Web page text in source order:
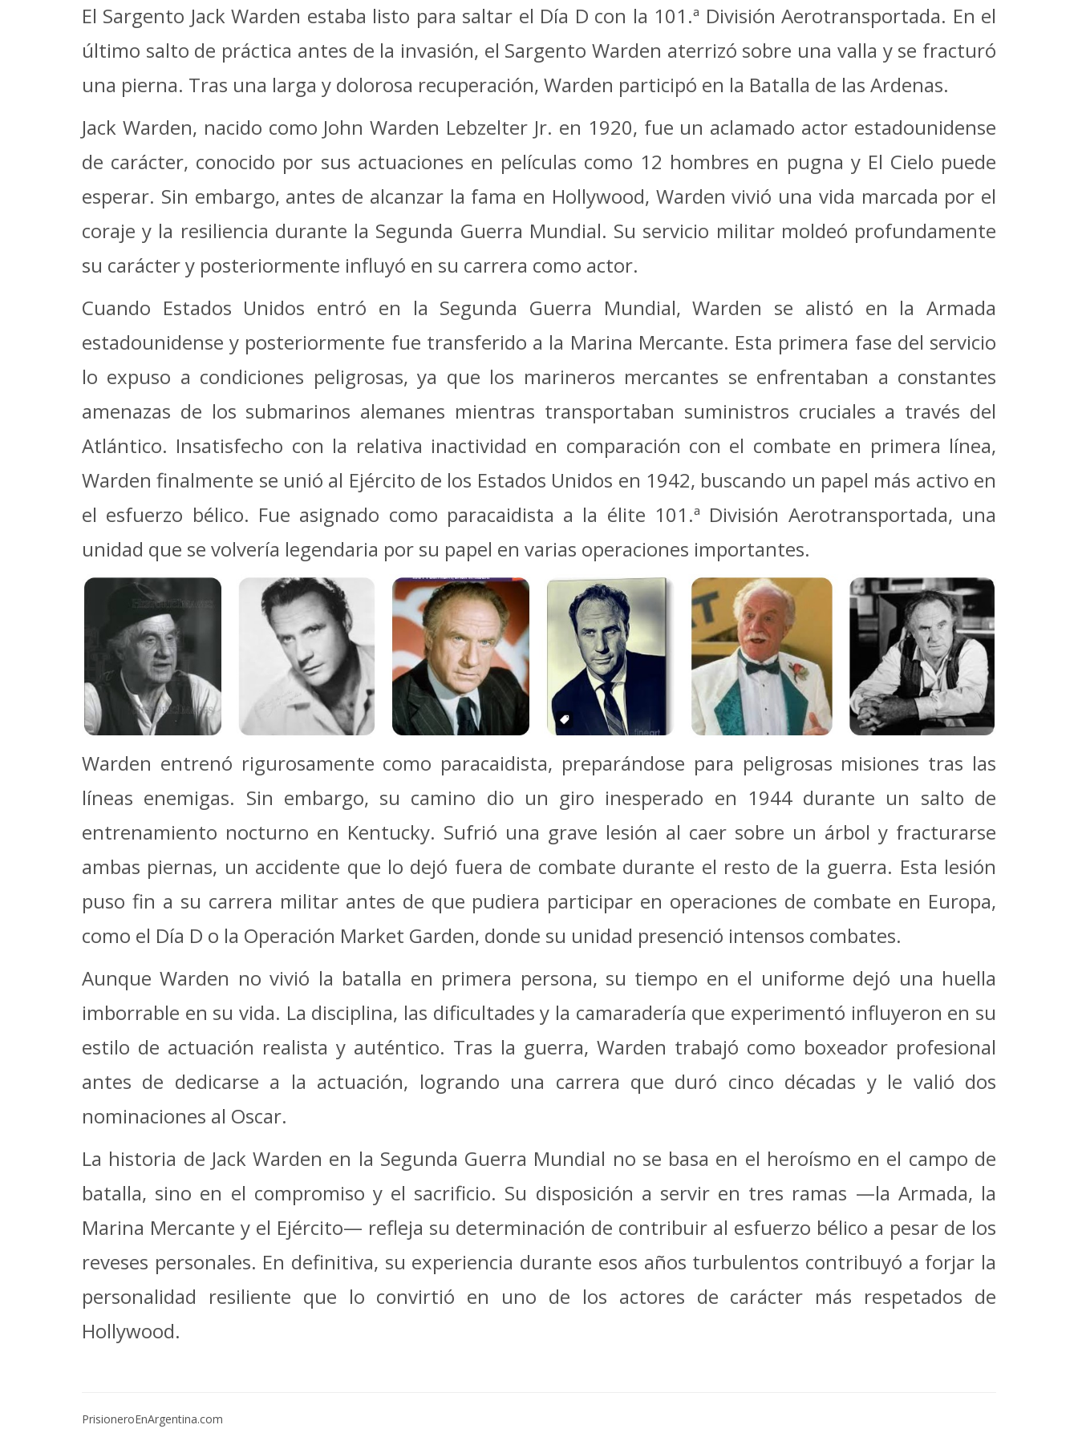
El Sargento Jack Warden estaba listo para saltar el Día D con la 101.ª División Aerotransportada. En el
último salto de práctica antes de la invasión, el Sargento Warden aterrizó sobre una valla y se fracturó
una pierna. Tras una larga y dolorosa recuperación, Warden participó en la Batalla de las Ardenas.
Jack Warden, nacido como John Warden Lebzelter Jr. en 1920, fue un aclamado actor estadounidense
de carácter, conocido por sus actuaciones en películas como 12 hombres en pugna y El Cielo puede
esperar. Sin embargo, antes de alcanzar la fama en Hollywood, Warden vivió una vida marcada por el
coraje y la resiliencia durante la Segunda Guerra Mundial. Su servicio militar moldeó profundamente
su carácter y posteriormente influyó en su carrera como actor.
Cuando Estados Unidos entró en la Segunda Guerra Mundial, Warden se alistó en la Armada
estadounidense y posteriormente fue transferido a la Marina Mercante. Esta primera fase del servicio
lo expuso a condiciones peligrosas, ya que los marineros mercantes se enfrentaban a constantes
amenazas de los submarinos alemanes mientras transportaban suministros cruciales a través del
Atlántico. Insatisfecho con la relativa inactividad en comparación con el combate en primera línea,
Warden finalmente se unió al Ejército de los Estados Unidos en 1942, buscando un papel más activo en
el esfuerzo bélico. Fue asignado como paracaidista a la élite 101.ª División Aerotransportada, una
unidad que se volvería legendaria por su papel en varias operaciones importantes.
Warden entrenó rigurosamente como paracaidista, preparándose para peligrosas misiones tras las
líneas enemigas. Sin embargo, su camino dio un giro inesperado en 1944 durante un salto de
entrenamiento nocturno en Kentucky. Sufrió una grave lesión al caer sobre un árbol y fracturarse
ambas piernas, un accidente que lo dejó fuera de combate durante el resto de la guerra. Esta lesión
puso fin a su carrera militar antes de que pudiera participar en operaciones de combate en Europa,
como el Día D o la Operación Market Garden, donde su unidad presenció intensos combates.
Aunque Warden no vivió la batalla en primera persona, su tiempo en el uniforme dejó una huella
imborrable en su vida. La disciplina, las dificultades y la camaradería que experimentó influyeron en su
estilo de actuación realista y auténtico. Tras la guerra, Warden trabajó como boxeador profesional
antes de dedicarse a la actuación, logrando una carrera que duró cinco décadas y le valió dos
nominaciones al Oscar.
La historia de Jack Warden en la Segunda Guerra Mundial no se basa en el heroísmo en el campo de
batalla, sino en el compromiso y el sacrificio. Su disposición a servir en tres ramas —la Armada, la
Marina Mercante y el Ejército— refleja su determinación de contribuir al esfuerzo bélico a pesar de los
reveses personales. En definitiva, su experiencia durante esos años turbulentos contribuyó a forjar la
personalidad resiliente que lo convirtió en uno de los actores de carácter más respetados de
Hollywood.
PrisioneroEnArgentina.com